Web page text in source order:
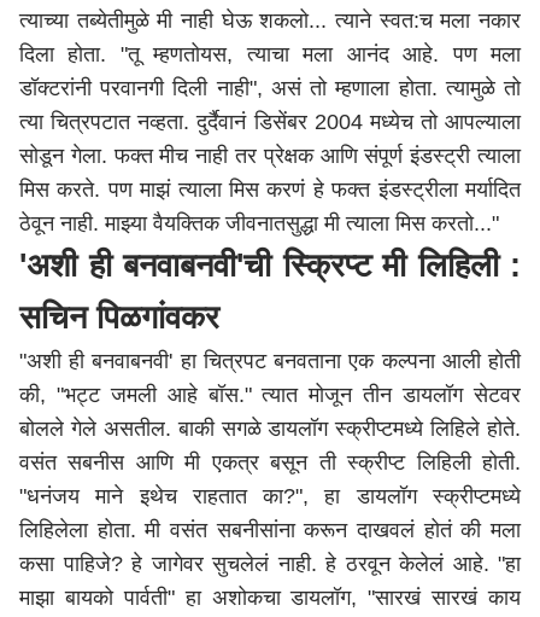
त्याच्या तब्येतीमुळे मी नाही घेऊ शकलो... त्याने स्वत:च मला नकार
दिला होता. "तू म्हणतोयस, त्याचा मला आनंद आहे. पण मला
डॉक्टरांनी परवानगी दिली नाही", असं तो म्हणाला होता. त्यामुळे तो
त्या चित्रपटात नव्हता. दुर्दैवानं डिसेंबर 2004 मध्येच तो आपल्याला
सोडून गेला. फक्त मीच नाही तर प्रेक्षक आणि संपूर्ण इंडस्ट्री त्याला
मिस करते. पण माझं त्याला मिस करणं हे फक्त इंडस्ट्रीला मर्यादित
ठेवून नाही. माझ्या वैयक्तिक जीवनातसुद्धा मी त्याला मिस करतो..."
'अशी ही बनवाबनवी'ची स्क्रिप्ट मी लिहिली :
सचिन पिळगांवकर
"अशी ही बनवाबनवी' हा चित्रपट बनवताना एक कल्पना आली होती
की, "भट्ट जमली आहे बॉस." त्यात मोजून तीन डायलॉग सेटवर
बोलले गेले असतील. बाकी सगळे डायलॉग स्क्रीप्टमध्ये लिहिले होते.
वसंत सबनीस आणि मी एकत्र बसून ती स्क्रीप्ट लिहिली होती.
"धनंजय माने इथेच राहतात का?", हा डायलॉग स्क्रीप्टमध्ये
लिहिलेला होता. मी वसंत सबनीसांना करून दाखवलं होतं की मला
कसा पाहिजे? हे जागेवर सुचलेलं नाही. हे ठरवून केलेलं आहे. "हा
माझा बायको पार्वती" हा अशोकचा डायलॉग, "सारखं सारखं काय